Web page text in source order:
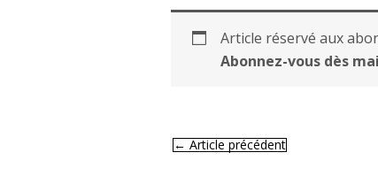
Article réservé aux
Abonnez-vous dès
← Article précédent